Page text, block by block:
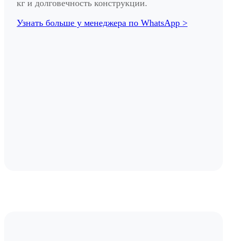
кг и долговечность конструкции.
Узнать больше у менеджера по WhatsApp >